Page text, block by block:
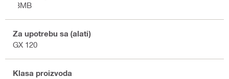
IBMB
Za upotrebu sa (alati)
GX 120
Klasa proizvoda